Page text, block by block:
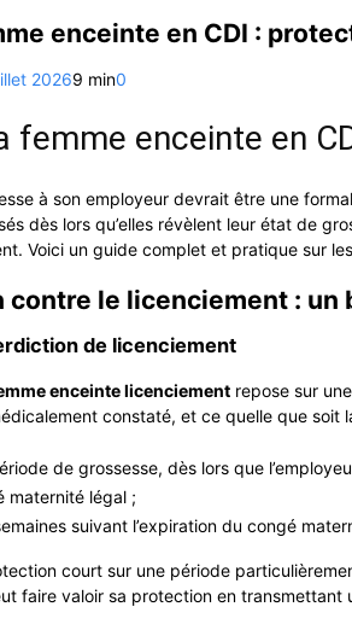
enceinte en CDI :
20269 min0
femme enceinte en
à son employeur devrait être une
dès lors qu’elles révèlent leur état de
Voici un guide complet et pratique sur
contre le licenciement : un
de licenciement
enceinte licenciement repose sur
constaté, et ce quelle que soit
de grossesse, dès lors que
maternité légal ;
suivant l’expiration du congé
court sur une période
faire valoir sa protection en